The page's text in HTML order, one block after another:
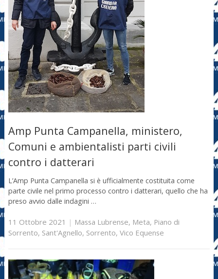
Amp Punta Campanella, ministero,
Comuni e ambientalisti parti civili
contro i datterari
L’Amp Punta Campanella si è ufficialmente costituita come
parte civile nel primo processo contro i datterari, quello che ha
preso avvio dalle indagini …
11 Ottobre 2021 | Massa Lubrense, Meta, Piano di
Sorrento, Sant'Agnello, Sorrento, Vico Equense